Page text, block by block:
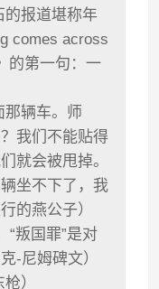
报道堪称年
comes across
的第一句：一
辆车。师
我们不能贴得
就会被甩掉。
坐不下了，我
的燕公子）
叛国罪”是对
-尼姆碑文）
）